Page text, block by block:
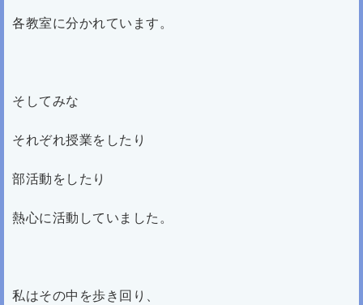
各教室に分かれています。
そしてみな
それぞれ授業をしたり
部活動をしたり
熱心に活動していました。
私はその中を歩き回り、